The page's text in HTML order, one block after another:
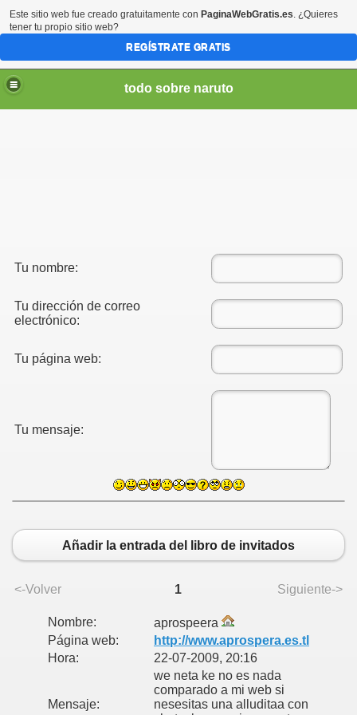
todo sobre naruto
Tu nombre:
Tu dirección de correo
electrónico:
Tu página web:
Tu mensaje:
Añadir la entrada del libro de invitados
<-Volver 1 Siguiente->
Nombre:
aprospeera
Página web:
http://www.aprospera.es.tl
Hora:
22-07-2009, 20:16
Mensaje:
we neta ke no es nada
comparado a mi web si
nesesitas una alluditaa con
Este sitio web fue creado gratuitamente con PaginaWebGratis.es. ¿Quieres
tener tu propio sitio web?
REGÍSTRATE GRATIS